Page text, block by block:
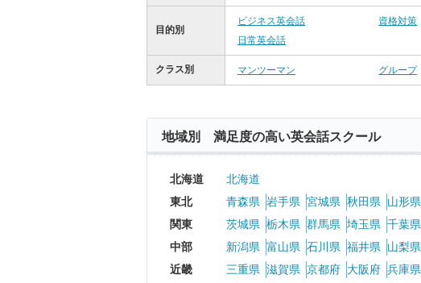
目的別
ビジネス英会話 資格対策
日常英会話
クラス別 マンツーマン グループ
地域別 満足度の高い英会話スクール
北海道
北海道
東北
青森県 岩手県 宮城県 秋田県 山形県
関東
茨城県 栃木県 群馬県 埼玉県 千葉県
中部
新潟県 富山県 石川県 福井県 山梨県
近畿
三重県 滋賀県 京都府 大阪府 兵庫県